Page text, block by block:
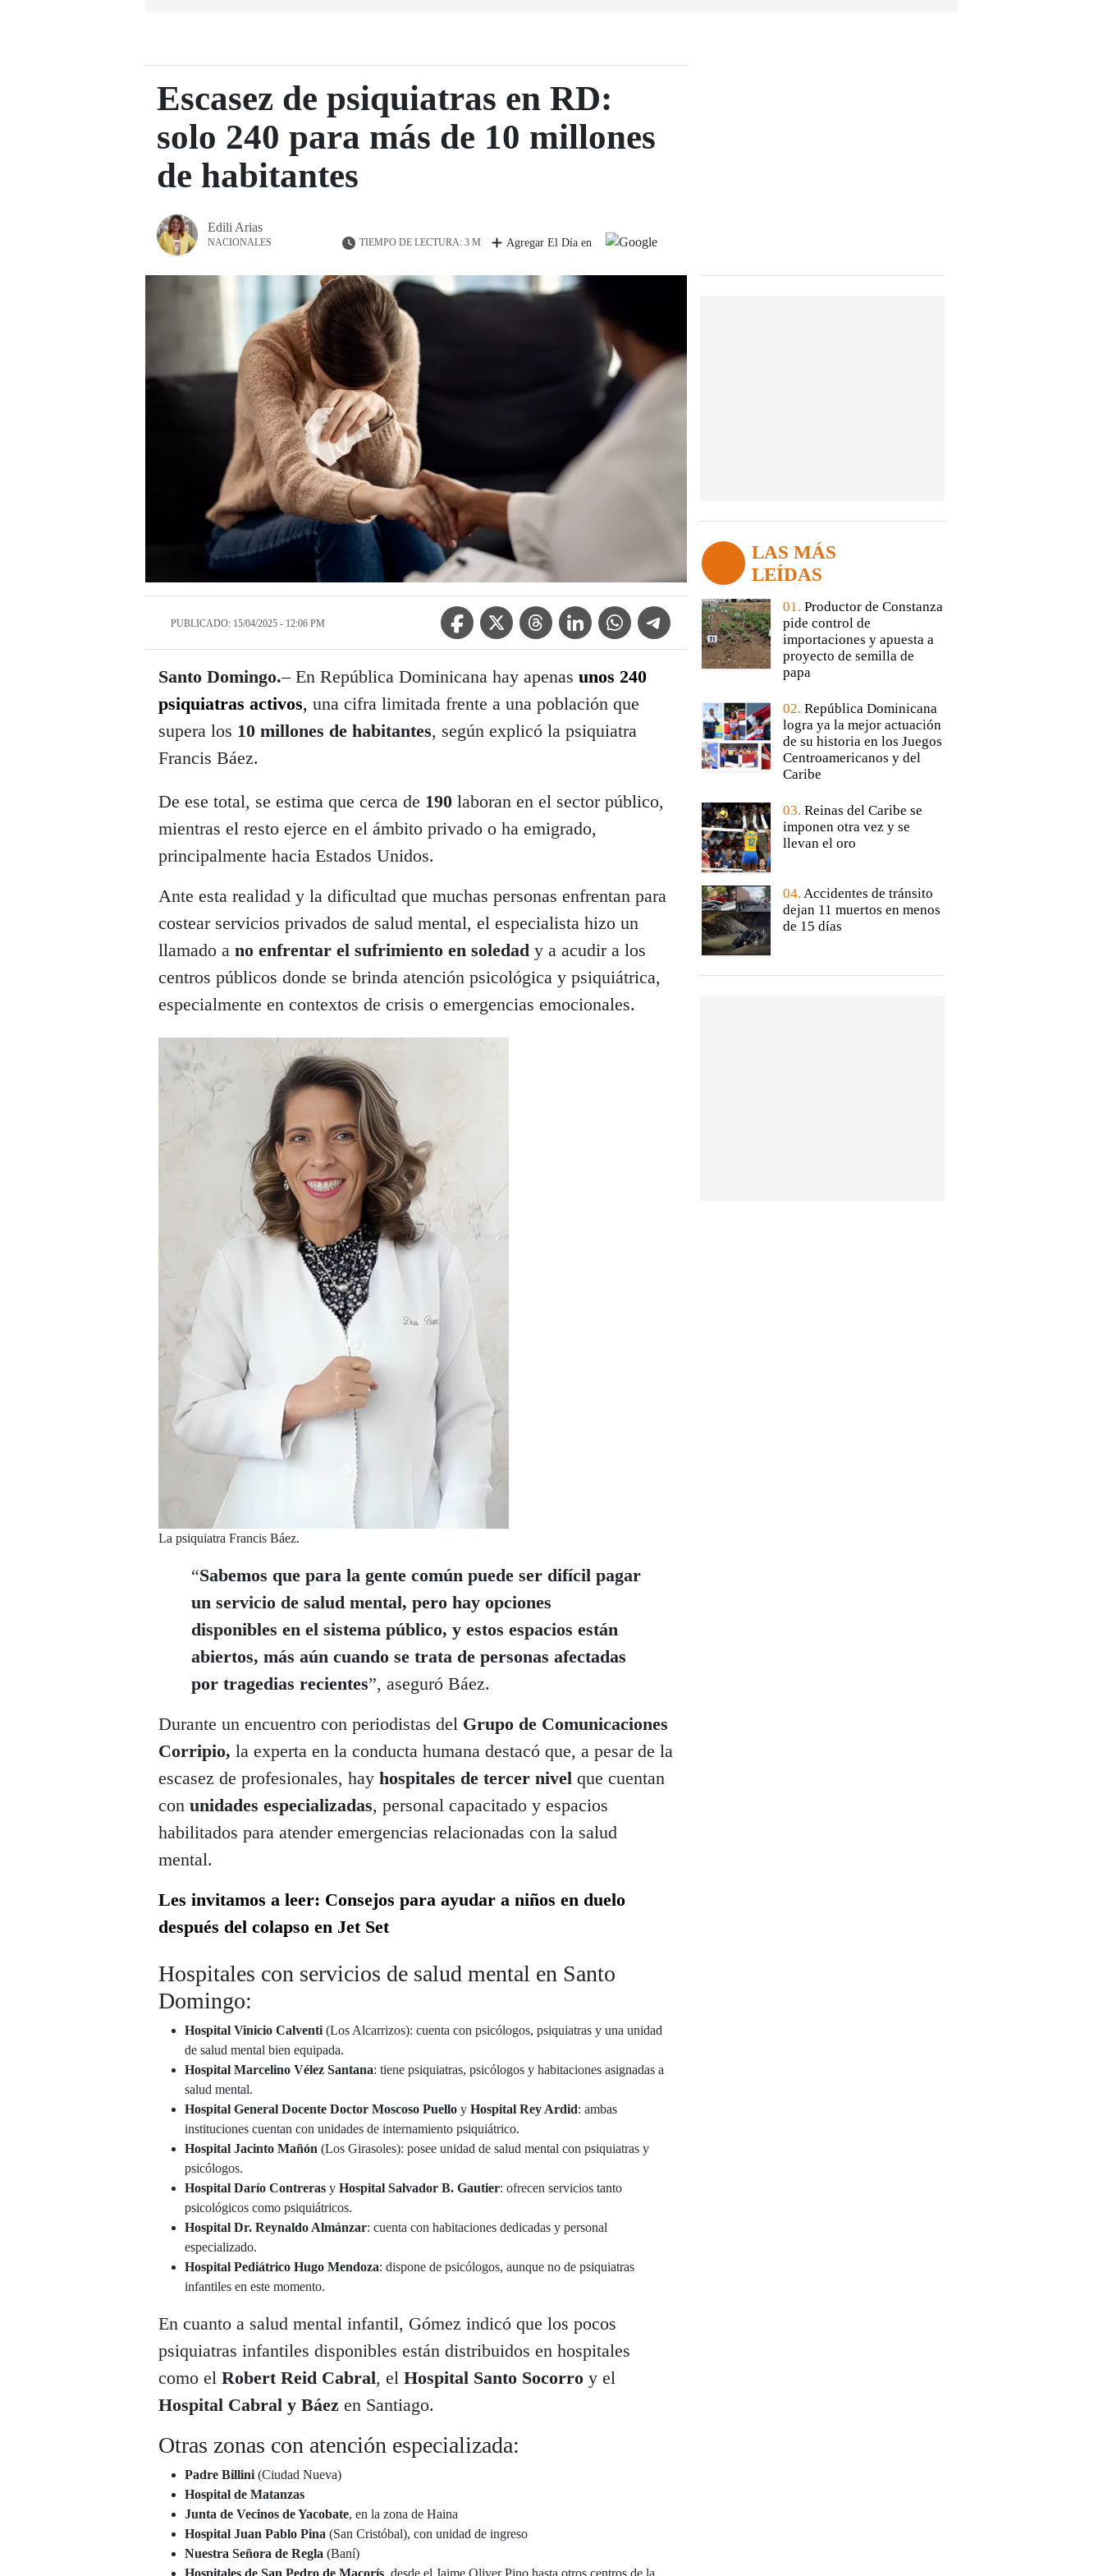
Escasez de psiquiatras en RD:
solo 240 para más de 10 millones
de habitantes
Edili Arias
NACIONALES TIEMPO DE LECTURA: 3 M Agregar El Día en
PUBLICADO: 15/04/2025 - 12:06 PM
Facebook IconTwitter IconThreads IconLinkedin IconWhatsApp IconTelegram Icon
Santo Domingo.– En República Dominicana hay apenas unos 240
psiquiatras activos, una cifra limitada frente a una población que
supera los 10 millones de habitantes, según explicó la psiquiatra
Francis Báez.
De ese total, se estima que cerca de 190 laboran en el sector público,
mientras el resto ejerce en el ámbito privado o ha emigrado,
principalmente hacia Estados Unidos.
Ante esta realidad y la dificultad que muchas personas enfrentan para
costear servicios privados de salud mental, el especialista hizo un
llamado a no enfrentar el sufrimiento en soledad y a acudir a los
centros públicos donde se brinda atención psicológica y psiquiátrica,
especialmente en contextos de crisis o emergencias emocionales.
La psiquiatra Francis Báez.
“Sabemos que para la gente común puede ser difícil pagar
un servicio de salud mental, pero hay opciones
disponibles en el sistema público, y estos espacios están
abiertos, más aún cuando se trata de personas afectadas
por tragedias recientes”, aseguró Báez.
Durante un encuentro con periodistas del Grupo de Comunicaciones
Corripio, la experta en la conducta humana destacó que, a pesar de la
escasez de profesionales, hay hospitales de tercer nivel que cuentan
con unidades especializadas, personal capacitado y espacios
habilitados para atender emergencias relacionadas con la salud
mental.
Les invitamos a leer: Consejos para ayudar a niños en duelo
después del colapso en Jet Set
Hospitales con servicios de salud mental en Santo
Domingo:
Hospital Vinicio Calventi (Los Alcarrizos): cuenta con psicólogos, psiquiatras y una unidad
de salud mental bien equipada.
Hospital Marcelino Vélez Santana: tiene psiquiatras, psicólogos y habitaciones asignadas a
salud mental.
Hospital General Docente Doctor Moscoso Puello y Hospital Rey Ardid: ambas
instituciones cuentan con unidades de internamiento psiquiátrico.
Hospital Jacinto Mañón (Los Girasoles): posee unidad de salud mental con psiquiatras y
psicólogos.
Hospital Darío Contreras y Hospital Salvador B. Gautier: ofrecen servicios tanto
psicológicos como psiquiátricos.
Hospital Dr. Reynaldo Almánzar: cuenta con habitaciones dedicadas y personal
especializado.
Hospital Pediátrico Hugo Mendoza: dispone de psicólogos, aunque no de psiquiatras
infantiles en este momento.
En cuanto a salud mental infantil, Gómez indicó que los pocos
psiquiatras infantiles disponibles están distribuidos en hospitales
como el Robert Reid Cabral, el Hospital Santo Socorro y el
Hospital Cabral y Báez en Santiago.
Otras zonas con atención especializada:
Padre Billini (Ciudad Nueva)
Hospital de Matanzas
Junta de Vecinos de Yacobate, en la zona de Haina
Hospital Juan Pablo Pina (San Cristóbal), con unidad de ingreso
Nuestra Señora de Regla (Baní)
Hospitales de San Pedro de Macorís , desde el Jaime Oliver Pino hasta otros centros de la
LAS MÁS
LEÍDAS
01. Productor de Constanza
pide control de
importaciones y apuesta a
proyecto de semilla de
papa
02. República Dominicana
logra ya la mejor actuación
de su historia en los Juegos
Centroamericanos y del
Caribe
03. Reinas del Caribe se
imponen otra vez y se
llevan el oro
04. Accidentes de tránsito
dejan 11 muertos en menos
de 15 días